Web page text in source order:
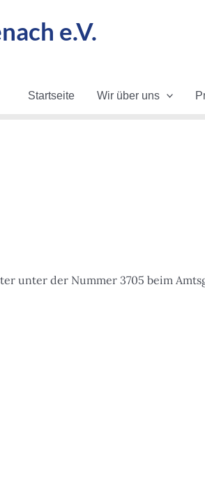
e.V.
Startseite Wir über uns
unter der Nummer 3705 beim